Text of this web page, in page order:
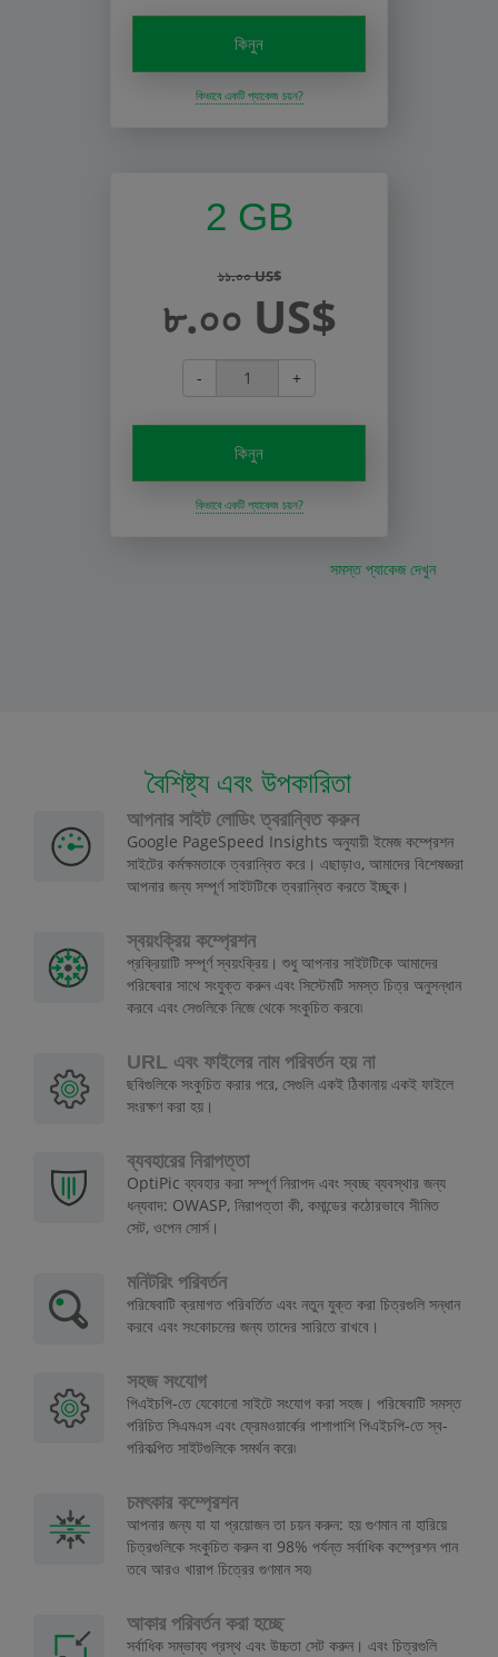
কিনুন
কিভাবে একটি প্যাকেজ চয়ন?
2 GB
১১.০০ US$
৮.০০ US$
- +
কিনুন
কিভাবে একটি প্যাকেজ চয়ন?
সমস্ত প্যাকেজ দেখুন
বৈশিষ্ট্য এবং উপকারিতা
আপনার সাইট লোডিং ত্বরান্বিত করুন
Google PageSpeed Insights অনুযায়ী ইমেজ কম্প্রেশন
সাইটের কর্মক্ষমতাকে ত্বরান্বিত করে। এছাড়াও, আমাদের বিশেষজ্ঞরা
আপনার জন্য সম্পূর্ণ সাইটটিকে ত্বরান্বিত করতে ইচ্ছুক।
স্বয়ংক্রিয় কম্প্রেশন
প্রক্রিয়াটি সম্পূর্ণ স্বয়ংক্রিয়। শুধু আপনার সাইটটিকে আমাদের
পরিষেবার সাথে সংযুক্ত করুন এবং সিস্টেমটি সমস্ত চিত্র অনুসন্ধান
করবে এবং সেগুলিকে নিজে থেকে সংকুচিত করবে৷
URL এবং ফাইলের নাম পরিবর্তন হয় না
ছবিগুলিকে সংকুচিত করার পরে, সেগুলি একই ঠিকানায় একই ফাইলে
সংরক্ষণ করা হয়।
ব্যবহারের নিরাপত্তা
OptiPic ব্যবহার করা সম্পূর্ণ নিরাপদ এবং স্বচ্ছ ব্যবস্থার জন্য
ধন্যবাদ: OWASP, নিরাপত্তা কী, কমান্ডের কঠোরভাবে সীমিত
সেট, ওপেন সোর্স।
মনিটরিং পরিবর্তন
পরিষেবাটি ক্রমাগত পরিবর্তিত এবং নতুন যুক্ত করা চিত্রগুলি সন্ধান
করবে এবং সংকোচনের জন্য তাদের সারিতে রাখবে।
সহজ সংযোগ
পিএইচপি-তে যেকোনো সাইটে সংযোগ করা সহজ। পরিষেবাটি সমস্ত
পরিচিত সিএমএস এবং ফ্রেমওয়ার্কের পাশাপাশি পিএইচপি-তে স্ব-
পরিকল্পিত সাইটগুলিকে সমর্থন করে৷
চমৎকার কম্প্রেশন
আপনার জন্য যা যা প্রয়োজন তা চয়ন করুন: হয় গুণমান না হারিয়ে
চিত্রগুলিকে সংকুচিত করুন বা 98% পর্যন্ত সর্বাধিক কম্প্রেশন পান
তবে আরও খারাপ চিত্রের গুণমান সহ৷
আকার পরিবর্তন করা হচ্ছে
সর্বাধিক সম্ভাব্য প্রস্থ এবং উচ্চতা সেট করুন। এবং চিত্রগুলি